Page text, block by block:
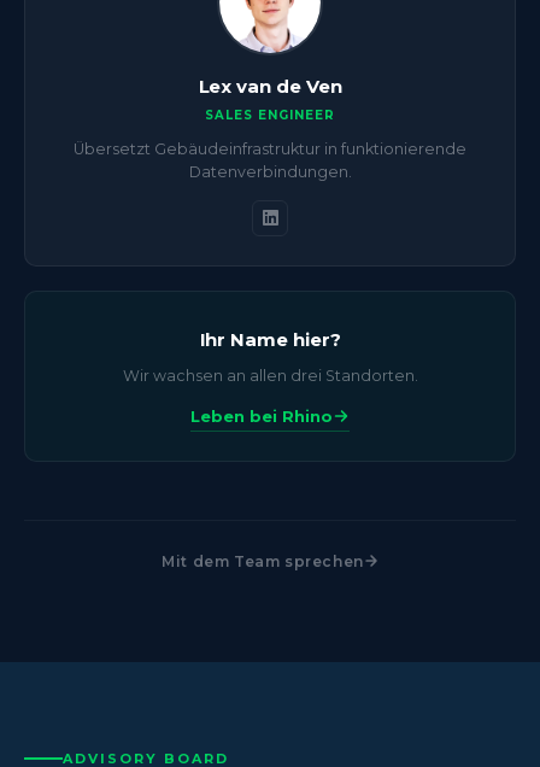
Lex van de Ven
SALES ENGINEER
Übersetzt Gebäudeinfrastruktur in funktionierende
Datenverbindungen.
Ihr Name hier?
Wir wachsen an allen drei Standorten.
Leben bei Rhino
Mit dem Team sprechen
ADVISORY BOARD